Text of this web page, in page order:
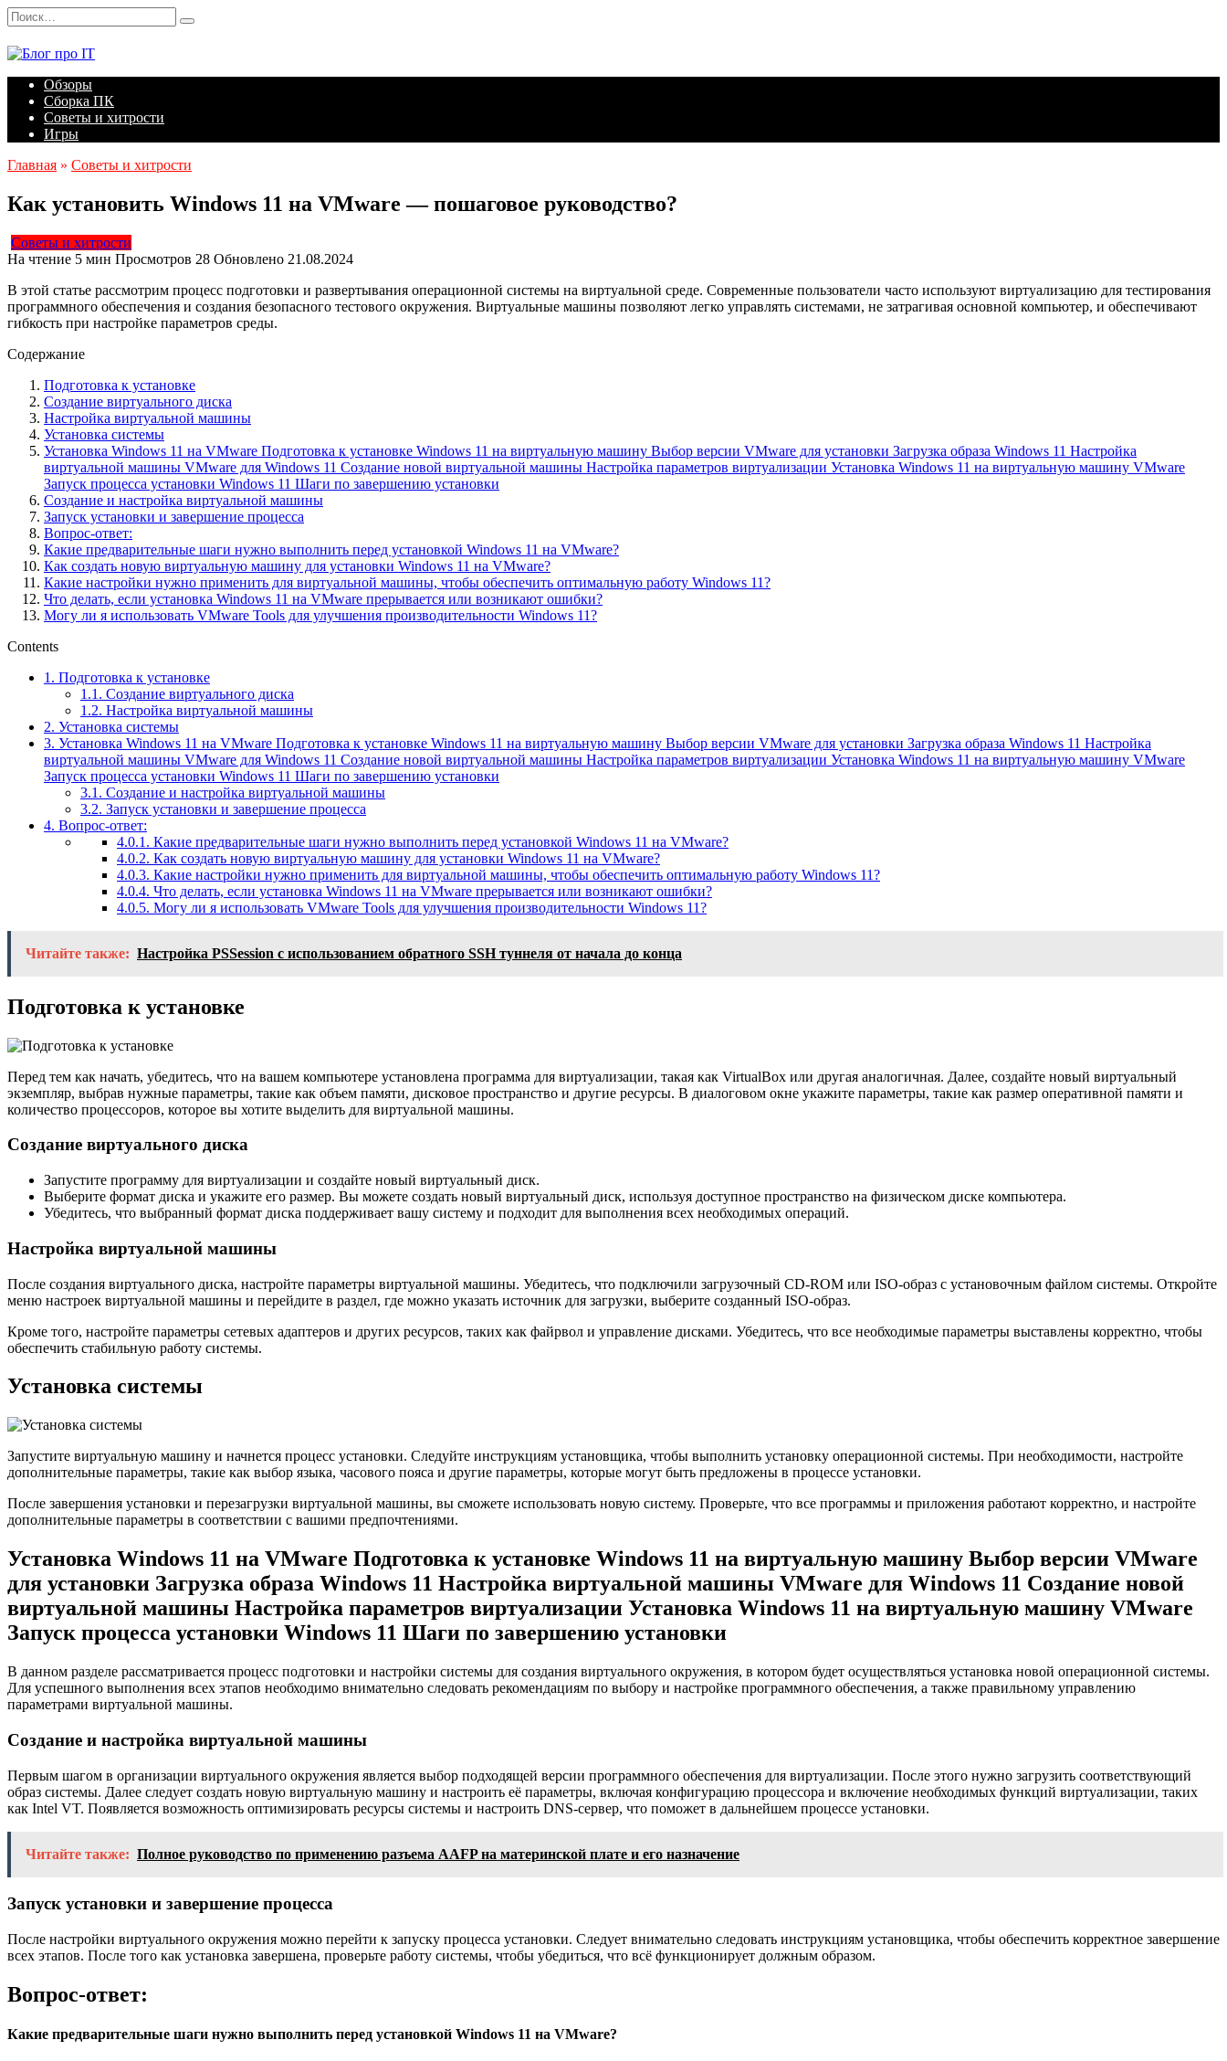
Перейти
к
содержанию
Search
for:
Обзоры
Сборка ПК
Советы и хитрости
Игры
Главная » Советы и хитрости
Как установить Windows 11 на VMware — пошаговое руководство?
Советы и хитрости
На чтение 5 мин Просмотров 28 Обновлено 21.08.2024
В этой статье рассмотрим процесс подготовки и развертывания операционной системы на виртуальной среде. Современные пользователи часто используют виртуализацию для тестирования
программного обеспечения и создания безопасного тестового окружения. Виртуальные машины позволяют легко управлять системами, не затрагивая основной компьютер, и обеспечивают
гибкость при настройке параметров среды.
Содержание
Подготовка к установке
Создание виртуального диска
Настройка виртуальной машины
Установка системы
Установка Windows 11 на VMware Подготовка к установке Windows 11 на виртуальную машину Выбор версии VMware для установки Загрузка образа Windows 11 Настройка
виртуальной машины VMware для Windows 11 Создание новой виртуальной машины Настройка параметров виртуализации Установка Windows 11 на виртуальную машину VMware
Запуск процесса установки Windows 11 Шаги по завершению установки
Создание и настройка виртуальной машины
Запуск установки и завершение процесса
Вопрос-ответ:
Какие предварительные шаги нужно выполнить перед установкой Windows 11 на VMware?
Как создать новую виртуальную машину для установки Windows 11 на VMware?
Какие настройки нужно применить для виртуальной машины, чтобы обеспечить оптимальную работу Windows 11?
Что делать, если установка Windows 11 на VMware прерывается или возникают ошибки?
Могу ли я использовать VMware Tools для улучшения производительности Windows 11?
Contents
1. Подготовка к установке
1.1. Создание виртуального диска
1.2. Настройка виртуальной машины
2. Установка системы
3. Установка Windows 11 на VMware Подготовка к установке Windows 11 на виртуальную машину Выбор версии VMware для установки Загрузка образа Windows 11 Настройка
виртуальной машины VMware для Windows 11 Создание новой виртуальной машины Настройка параметров виртуализации Установка Windows 11 на виртуальную машину VMware
Запуск процесса установки Windows 11 Шаги по завершению установки
3.1. Создание и настройка виртуальной машины
3.2. Запуск установки и завершение процесса
4. Вопрос-ответ:
4.0.1. Какие предварительные шаги нужно выполнить перед установкой Windows 11 на VMware?
4.0.2. Как создать новую виртуальную машину для установки Windows 11 на VMware?
4.0.3. Какие настройки нужно применить для виртуальной машины, чтобы обеспечить оптимальную работу Windows 11?
4.0.4. Что делать, если установка Windows 11 на VMware прерывается или возникают ошибки?
4.0.5. Могу ли я использовать VMware Tools для улучшения производительности Windows 11?
Читайте также: Настройка PSSession с использованием обратного SSH туннеля от начала до конца
Подготовка к установке
Перед тем как начать, убедитесь, что на вашем компьютере установлена программа для виртуализации, такая как VirtualBox или другая аналогичная. Далее, создайте новый виртуальный
экземпляр, выбрав нужные параметры, такие как объем памяти, дисковое пространство и другие ресурсы. В диалоговом окне укажите параметры, такие как размер оперативной памяти и
количество процессоров, которое вы хотите выделить для виртуальной машины.
Создание виртуального диска
Запустите программу для виртуализации и создайте новый виртуальный диск.
Выберите формат диска и укажите его размер. Вы можете создать новый виртуальный диск, используя доступное пространство на физическом диске компьютера.
Убедитесь, что выбранный формат диска поддерживает вашу систему и подходит для выполнения всех необходимых операций.
Настройка виртуальной машины
После создания виртуального диска, настройте параметры виртуальной машины. Убедитесь, что подключили загрузочный CD-ROM или ISO-образ с установочным файлом системы. Откройте
меню настроек виртуальной машины и перейдите в раздел, где можно указать источник для загрузки, выберите созданный ISO-образ.
Кроме того, настройте параметры сетевых адаптеров и других ресурсов, таких как файрвол и управление дисками. Убедитесь, что все необходимые параметры выставлены корректно, чтобы
обеспечить стабильную работу системы.
Установка системы
Запустите виртуальную машину и начнется процесс установки. Следуйте инструкциям установщика, чтобы выполнить установку операционной системы. При необходимости, настройте
дополнительные параметры, такие как выбор языка, часового пояса и другие параметры, которые могут быть предложены в процессе установки.
После завершения установки и перезагрузки виртуальной машины, вы сможете использовать новую систему. Проверьте, что все программы и приложения работают корректно, и настройте
дополнительные параметры в соответствии с вашими предпочтениями.
Установка Windows 11 на VMware Подготовка к установке Windows 11 на виртуальную машину Выбор версии VMware
для установки Загрузка образа Windows 11 Настройка виртуальной машины VMware для Windows 11 Создание новой
виртуальной машины Настройка параметров виртуализации Установка Windows 11 на виртуальную машину VMware
Запуск процесса установки Windows 11 Шаги по завершению установки
В данном разделе рассматривается процесс подготовки и настройки системы для создания виртуального окружения, в котором будет осуществляться установка новой операционной системы.
Для успешного выполнения всех этапов необходимо внимательно следовать рекомендациям по выбору и настройке программного обеспечения, а также правильному управлению
параметрами виртуальной машины.
Создание и настройка виртуальной машины
Первым шагом в организации виртуального окружения является выбор подходящей версии программного обеспечения для виртуализации. После этого нужно загрузить соответствующий
образ системы. Далее следует создать новую виртуальную машину и настроить её параметры, включая конфигурацию процессора и включение необходимых функций виртуализации, таких
как Intel VT. Появляется возможность оптимизировать ресурсы системы и настроить DNS-сервер, что поможет в дальнейшем процессе установки.
Читайте также: Полное руководство по применению разъема AAFP на материнской плате и его назначение
Запуск установки и завершение процесса
После настройки виртуального окружения можно перейти к запуску процесса установки. Следует внимательно следовать инструкциям установщика, чтобы обеспечить корректное завершение
всех этапов. После того как установка завершена, проверьте работу системы, чтобы убедиться, что всё функционирует должным образом.
Вопрос-ответ:
Какие предварительные шаги нужно выполнить перед установкой Windows 11 на VMware?